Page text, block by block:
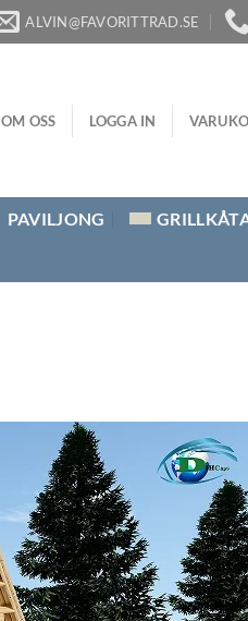
ALVIN@FAVORITTRAD.SE
OM OSS LOGGA IN
PAVILJONG